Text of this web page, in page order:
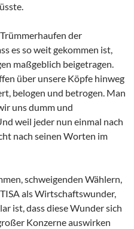
der
es so weit gekommen ist,
maßgeblich beigetragen.
über unsere Köpfe hinweg
belogen und betrogen. Man
uns dumm und
weil jeder nun einmal nach
nach seinen Worten im
schweigenden Wählern,
als Wirtschaftswunder,
ist, dass diese Wunder sich
Konzerne auswirken